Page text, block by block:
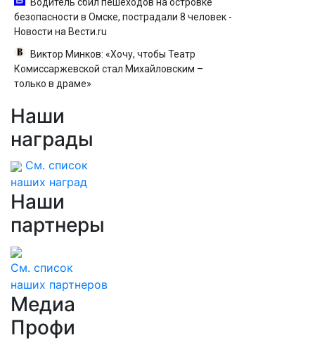
безопасности в Омске, пострадали 8 человек -
Новости на Вести.ru
Виктор Минков: «Хочу, чтобы Театр
Комиссаржевской стал Михайловским –
только в драме»
Наши
награды
См. список
наших наград
Наши
партнеры
См. список
наших партнеров
Медиа
Профи